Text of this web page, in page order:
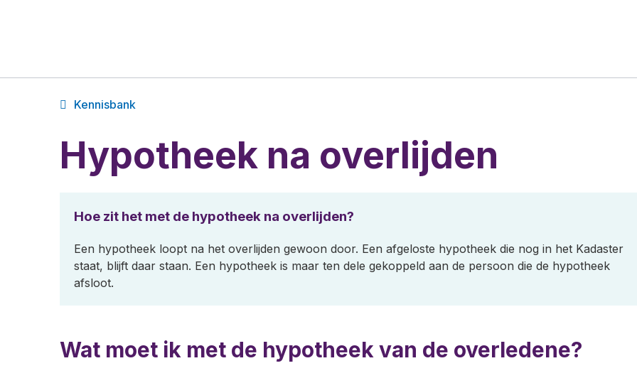
Kennisbank
Hypotheek na overlijden
Hoe zit het met de hypotheek na overlijden?
Een hypotheek loopt na het overlijden gewoon door. Een afgeloste hypotheek die nog in het Kadaster
staat, blijft daar staan. Een hypotheek is maar ten dele gekoppeld aan de persoon die de hypotheek
afsloot.
Wat moet ik met de hypotheek van de overledene?